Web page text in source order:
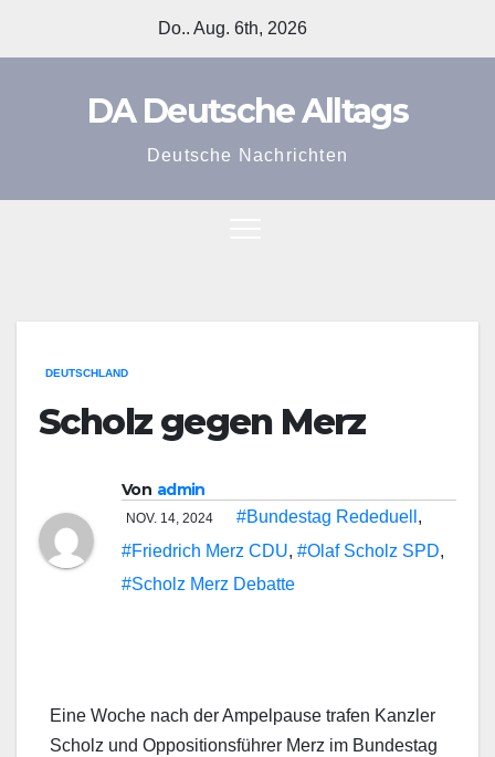
Do.. Aug. 6th, 2026
DA Deutsche Alltags
Deutsche Nachrichten
DEUTSCHLAND
Scholz gegen Merz
Von admin
NOV. 14, 2024 #Bundestag Rededuell ,
#Friedrich Merz CDU, #Olaf Scholz SPD,
#Scholz Merz Debatte
Eine Woche nach der Ampelpause trafen Kanzler
Scholz und Oppositionsführer Merz im Bundestag